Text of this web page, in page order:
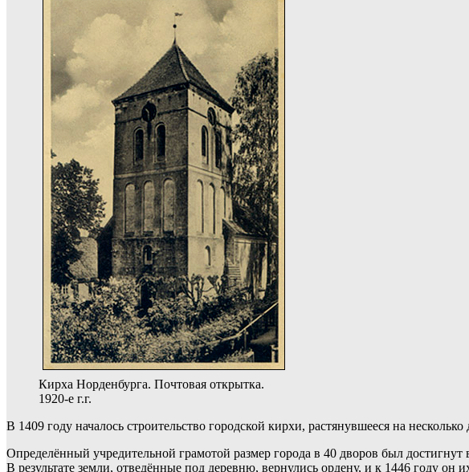
Кирха Норденбурга. Почтовая открытка.
1920-е г.г.
В 1409 году началось строительство городской кирхи, растянувшееся на несколько
Определённый учредительной грамотой размер города в 40 дворов был
В результате земли, отведённые под деревню, вернулись ордену, и к 1446 году он